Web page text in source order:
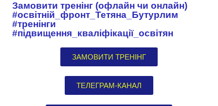
Замовити тренінг (офлайн чи онлайн)
#освітній_фронт_Тетяна_Бутурлим
#тренінги
#підвищення_кваліфікації_освітян
ЗАМОВИТИ ТРЕНІНГ
ТЕЛЕГРАМ-КАНАЛ